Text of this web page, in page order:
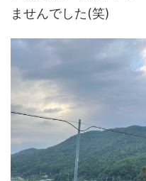
ませんでした(笑)